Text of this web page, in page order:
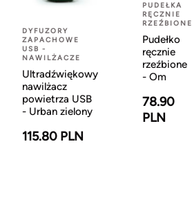
DYFUZORY
ZAPACHOWE
USB -
NAWILŻACZE
Ultradźwiękowy
nawilżacz
powietrza USB
- Urban zielony
115.80 PLN
PUDEŁKA
RĘCZNIE
RZEŹBIONE
Pudełko
ręcznie
rzeźbione
- Om
78.90
PLN